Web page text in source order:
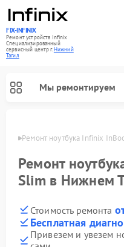
FIX-INFINIX
Ремонт устройств Infinix
Специализированный
cервисный центр г.Нижний
Тагил
Мы ремонтируем
Ремонт ноутбука Infinix
Ремонт
Slim в Нижнем
Стоимость ремонта
Бесплатная
Привезем и увезем